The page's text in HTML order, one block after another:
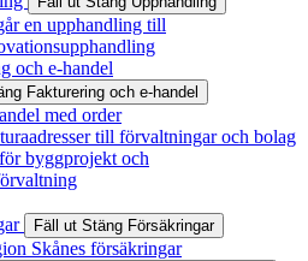
en upphandling till
och e-handel
Fakturering och e-handel
med order
till förvaltningar och bolag
byggprojekt och
Fäll ut Stäng Försäkringar
Skånes försäkringar